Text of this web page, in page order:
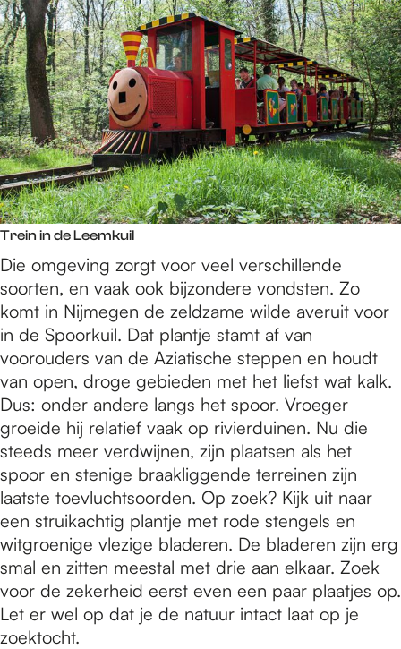
Trein in de Leemkuil
Die omgeving zorgt voor veel verschillende
soorten, en vaak ook bijzondere vondsten. Zo
komt in Nijmegen de zeldzame wilde averuit voor
in de Spoorkuil. Dat plantje stamt af van
voorouders van de Aziatische steppen en houdt
van open, droge gebieden met het liefst wat kalk.
Dus: onder andere langs het spoor. Vroeger
groeide hij relatief vaak op rivierduinen. Nu die
steeds meer verdwijnen, zijn plaatsen als het
spoor en stenige braakliggende terreinen zijn
laatste toevluchtsoorden. Op zoek? Kijk uit naar
een struikachtig plantje met rode stengels en
witgroenige vlezige bladeren. De bladeren zijn erg
smal en zitten meestal met drie aan elkaar. Zoek
voor de zekerheid eerst even een paar plaatjes op.
Let er wel op dat je de natuur intact laat op je
zoektocht.